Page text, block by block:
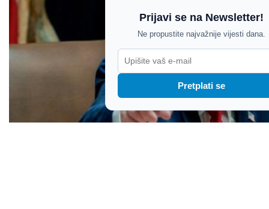
Prijavi se na Newsletter!
Ne propustite najvažnije vijesti dana.
Pretplati se